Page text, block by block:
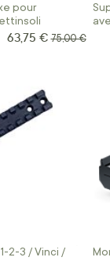
pour
Prix Spécial
63,75 € Prix normal
75,00 €
2-3 / Vinci /